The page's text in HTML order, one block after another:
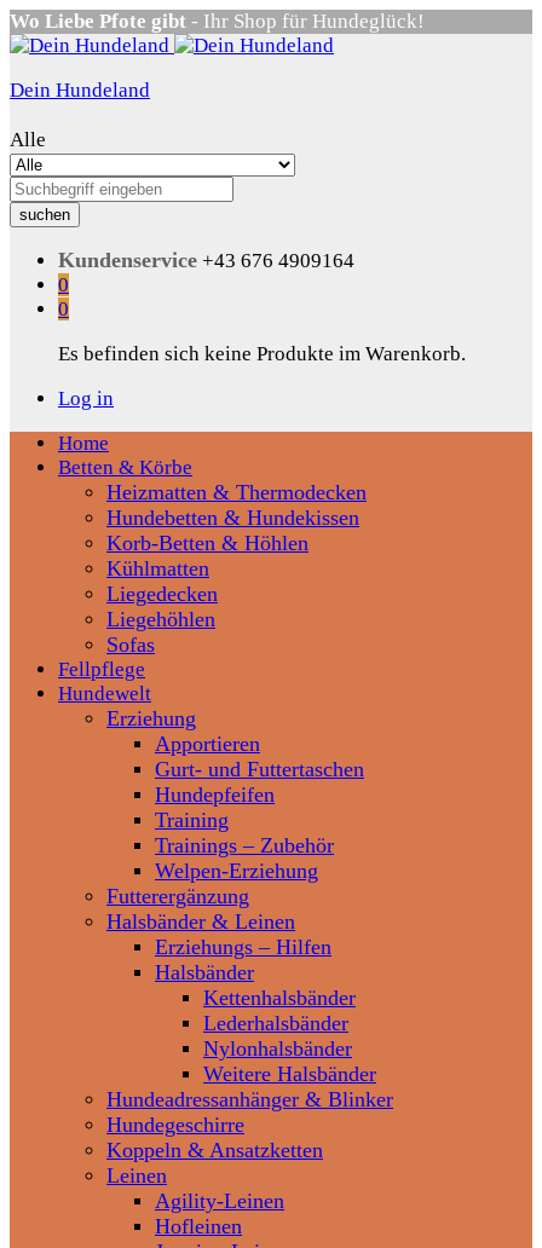
Wo Liebe Pfote gibt - Ihr Shop für Hundeglück!
Dein Hundeland
Alle
suchen
Kundenservice +43 676 4909164
0
0
Es befinden sich keine Produkte im Warenkorb.
Log in
Home
Betten & Körbe
Heizmatten & Thermodecken
Hundebetten & Hundekissen
Korb-Betten & Höhlen
Kühlmatten
Liegedecken
Liegehöhlen
Sofas
Fellpflege
Hundewelt
Erziehung
Apportieren
Gurt- und Futtertaschen
Hundepfeifen
Training
Trainings – Zubehör
Welpen-Erziehung
Futterergänzung
Halsbänder & Leinen
Erziehungs – Hilfen
Halsbänder
Kettenhalsbänder
Lederhalsbänder
Nylonhalsbänder
Weitere Halsbänder
Hundeadressanhänger & Blinker
Hundegeschirre
Koppeln & Ansatzketten
Leinen
Agility-Leinen
Hofleinen